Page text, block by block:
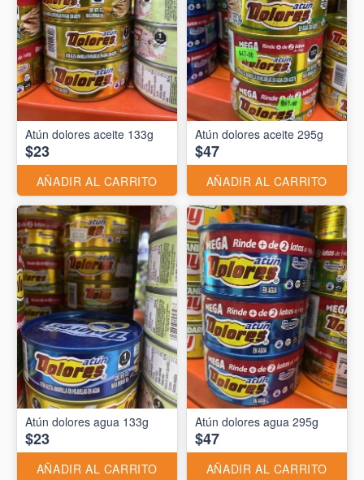
Atún dolores aceite 133g
$23
AÑADIR AL CARRITO
Atún dolores aceite 295g
$47
AÑADIR AL CARRITO
Atún dolores agua 133g
$23
AÑADIR AL CARRITO
Atún dolores agua 295g
$47
AÑADIR AL CARRITO